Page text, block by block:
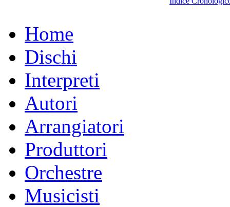
Home
Dischi
Interpreti
Autori
Arrangiatori
Produttori
Orchestre
Musicisti